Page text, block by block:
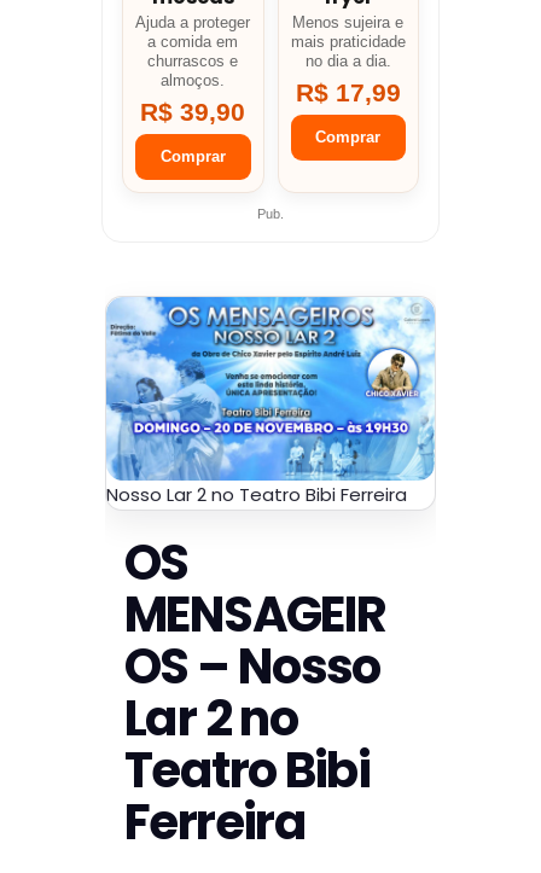
Ajuda a proteger
a comida em
churrascos e
almoços.
R$ 39,90
Comprar
Menos sujeira e
mais praticidade
no dia a dia.
R$ 17,99
Comprar
Pub.
Nosso Lar 2 no Teatro Bibi Ferreira
OS
MENSAGEIR
OS – Nosso
Lar 2 no
Teatro Bibi
Ferreira